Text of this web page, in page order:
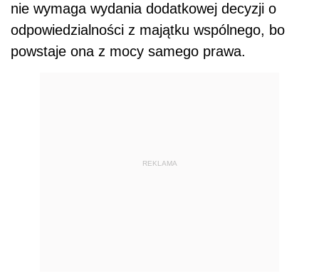
nie wymaga wydania dodatkowej decyzji o
odpowiedzialności z majątku wspólnego, bo
powstaje ona z mocy samego prawa.
REKLAMA